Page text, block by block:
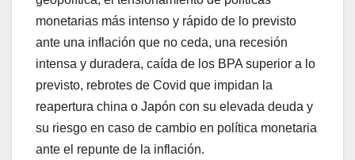
monetarias más intenso y rápido de lo previsto
ante una inflación que no ceda, una recesión
intensa y duradera, caída de los BPA superior a lo
previsto, rebrotes de Covid que impidan la
reapertura china o Japón con su elevada deuda y
su riesgo en caso de cambio en política monetaria
ante el repunte de la inflación.